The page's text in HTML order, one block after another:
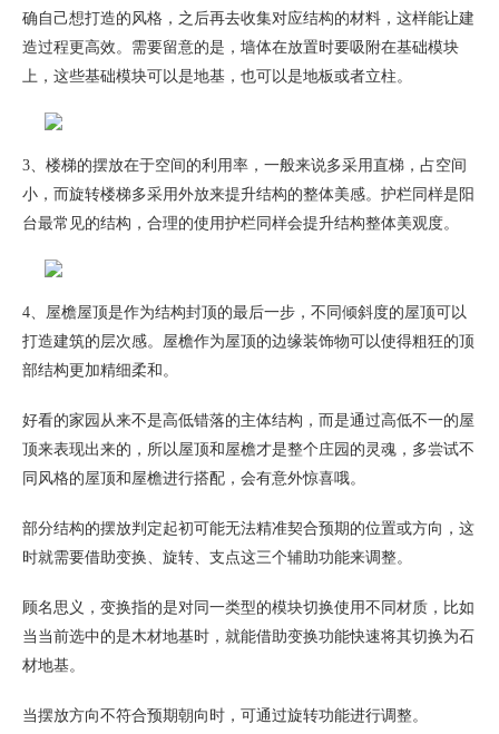
确自己想打造的风格，之后再去收集对应结构的材料，这样能让建
造过程更高效。需要留意的是，墙体在放置时要吸附在基础模块
上，这些基础模块可以是地基，也可以是地板或者立柱。
3、楼梯的摆放在于空间的利用率，一般来说多采用直梯，占空间
小，而旋转楼梯多采用外放来提升结构的整体美感。护栏同样是阳
台最常见的结构，合理的使用护栏同样会提升结构整体美观度。
4、屋檐屋顶是作为结构封顶的最后一步，不同倾斜度的屋顶可以
打造建筑的层次感。屋檐作为屋顶的边缘装饰物可以使得粗狂的顶
部结构更加精细柔和。
好看的家园从来不是高低错落的主体结构，而是通过高低不一的屋
顶来表现出来的，所以屋顶和屋檐才是整个庄园的灵魂，多尝试不
同风格的屋顶和屋檐进行搭配，会有意外惊喜哦。
部分结构的摆放判定起初可能无法精准契合预期的位置或方向，这
时就需要借助变换、旋转、支点这三个辅助功能来调整。
顾名思义，变换指的是对同一类型的模块切换使用不同材质，比如
当当前选中的是木材地基时，就能借助变换功能快速将其切换为石
材地基。
当摆放方向不符合预期朝向时，可通过旋转功能进行调整。